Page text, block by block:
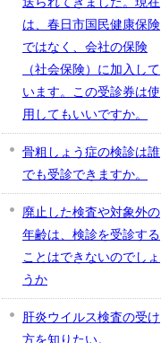
は、春日市国民健康保険
ではなく、会社の保険
（社会保険）に加入して
います。この受診券は使
用してもいいですか。
骨粗しょう症の検診は誰
でも受診できますか。
廃止した検査や対象外の
年齢は、検診を受診する
ことはできないのでしょ
うか
肝炎ウイルス検査の受け
方を知りたい。